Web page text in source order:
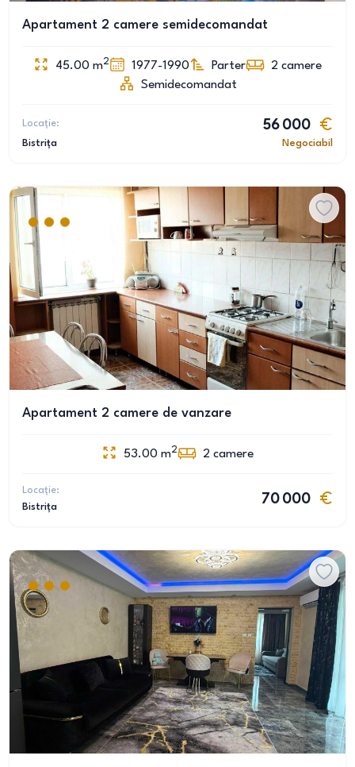
Apartament 2 camere semidecomandat
45.00 m2 1977-1990 Parter 2 camere
Semidecomandat
Locație:
Bistrița
56 000
Negociabil
Apartament 2 camere de vanzare
53.00 m2 2 camere
Locație:
Bistrița
70 000